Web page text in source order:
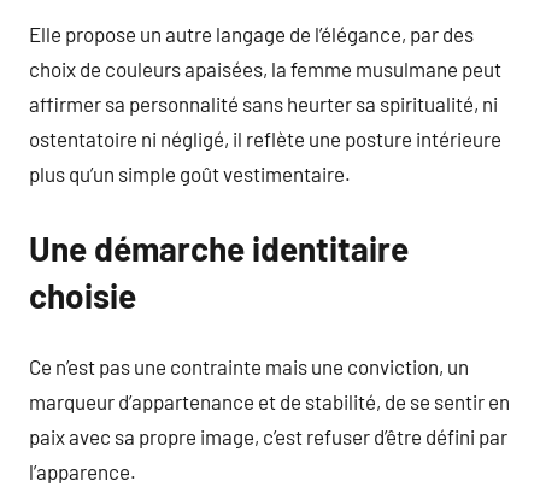
Elle propose un autre langage de l’élégance, par des
choix de couleurs apaisées, la femme musulmane peut
affirmer sa personnalité sans heurter sa spiritualité, ni
ostentatoire ni négligé, il reflète une posture intérieure
plus qu’un simple goût vestimentaire.
Une démarche identitaire
choisie
Ce n’est pas une contrainte mais une conviction, un
marqueur d’appartenance et de stabilité, de se sentir en
paix avec sa propre image, c’est refuser d’être défini par
l’apparence.